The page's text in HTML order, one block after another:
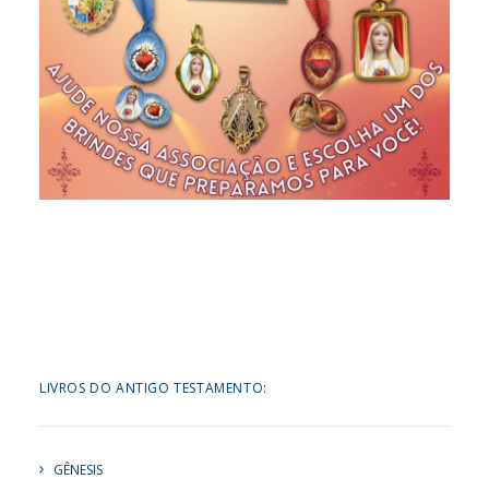
LIVROS DO ANTIGO TESTAMENTO:
GÊNESIS